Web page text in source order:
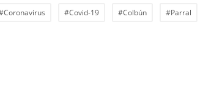
#Covid-19 #Colbún #Parral
Cheers Union...